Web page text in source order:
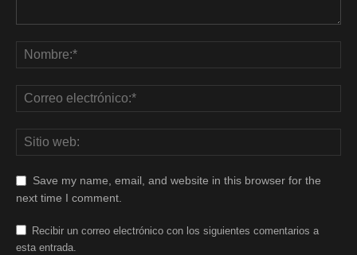
Save my name, email, and website in this browser for the
next time I comment.
Recibir un correo electrónico con los siguientes comentarios a
esta entrada.